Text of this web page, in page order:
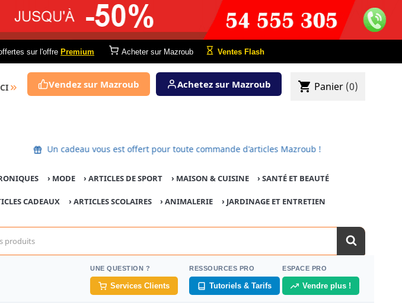
sur l'offre Premium Acheter sur Mazroub Ventes Flash
Vendez sur Mazroub Achetez sur Mazroub shopping_cart Panier (0)
Un cadeau vous est offert pour toute commande d'articles Mazroub !
› MODE ›ARTICLES DE SPORT › MAISON & CUISINE › SANTÉ ET BEAUTÉ
CADEAUX › ARTICLES SCOLAIRES ›ANIMALERIE › JARDINAGE ET ENTRETIEN
UNE QUESTION ?
Services Clients
RESSOURCES PRO
Tutoriels & Tarifs
ESPACE PRO
Vendre plus !